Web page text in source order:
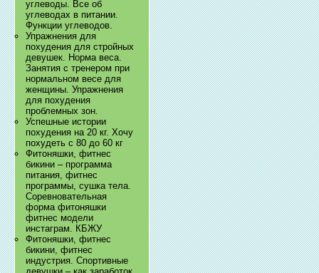
углеводы. Все об
углеводах в питании.
Функции углеводов.
Упражнения для
похудения для стройных
девушек. Норма веса.
Занятия с тренером при
нормальном весе для
женщины. Упражнения
для похудения
проблемных зон.
Успешные истории
похудения на 20 кг. Хочу
похудеть с 80 до 60 кг
Фитоняшки, фитнес
бикини – программа
питания, фитнес
программы, сушка тела.
Соревновательная
форма фитоняшки
фитнес модели
инстаграм. КБЖУ
Фитоняшки, фитнес
бикини, фитнес
индустрия. Спортивные